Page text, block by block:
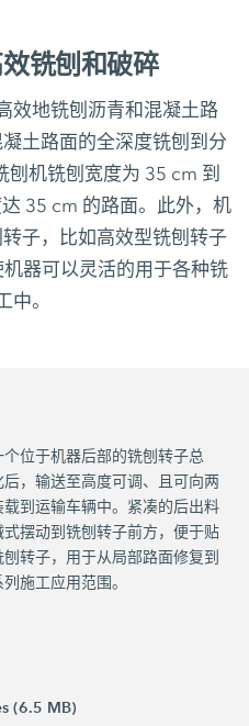
铣刨和破碎
效地铣刨沥青和混凝土路
土路面的全深度铣刨到分
机铣刨宽度为 35 cm 到
35 cm 的路面。此外，机
子，比如高效型铣刨转子
机器可以灵活的用于各种铣
中。
位于机器后部的铣刨转子总
，输送至高度可调、且可向两
到运输车辆中。紧凑的后出料
摆动到铣刨转子前方，便于贴
转子，用于从局部路面修复到
施工应用范围。
(6.5 MB)